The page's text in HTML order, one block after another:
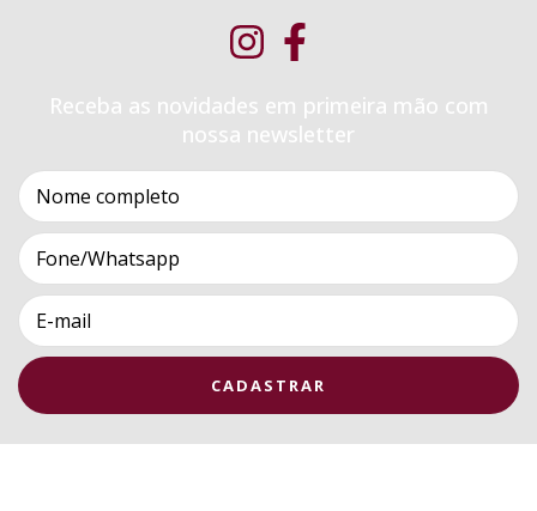
Receba as novidades em primeira mão com
nossa newsletter